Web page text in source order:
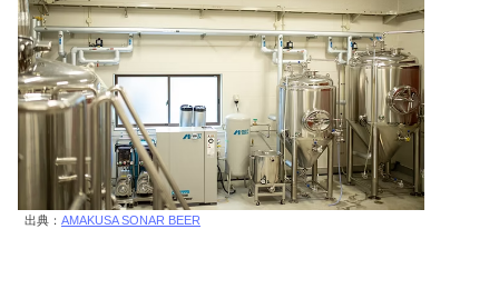
出典： AMAKUSA SONAR BEER